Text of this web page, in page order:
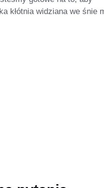
kłótnia widziana we śnie